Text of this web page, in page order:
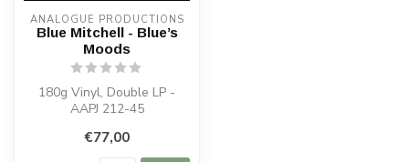
ANALOGUE PRODUCTIONS
Blue Mitchell - Blue’s
Moods
180g Vinyl, Double LP -
AAPJ 212-45
€77,00